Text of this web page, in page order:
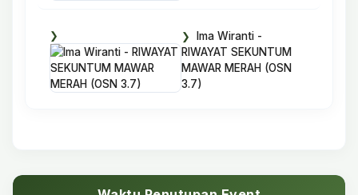
Ima Wiranti -
RIWAYAT SEKUNTUM
MAWAR MERAH (OSN
3.7)